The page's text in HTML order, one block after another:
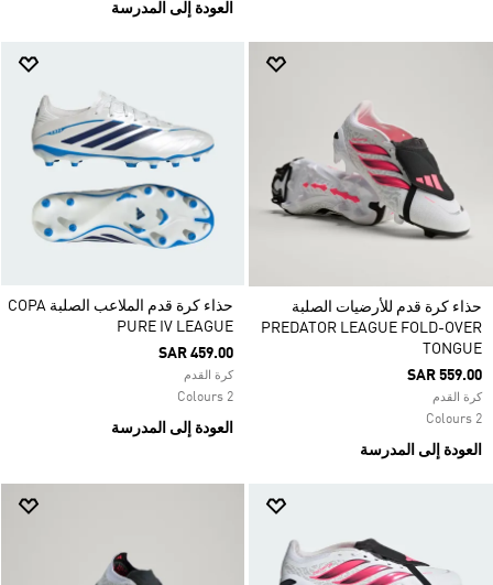
العودة إلى المدرسة
حذاء كرة قدم للأرضيات الصلبة
PREDATOR LEAGUE FOLD-OVER
TONGUE
SAR 559.00
كرة القدم
2 Colours
العودة إلى المدرسة
حذاء كرة قدم الملاعب الصلبة COPA
PURE IV LEAGUE
SAR 459.00
كرة القدم
2 Colours
العودة إلى المدرسة